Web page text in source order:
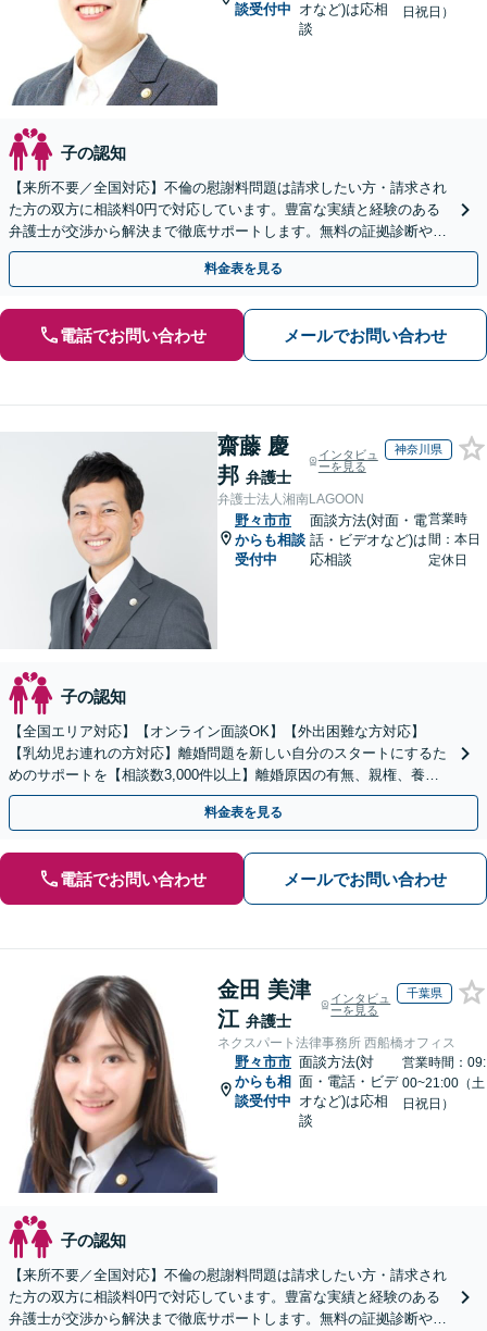
談受付中 オなど)は応相
談
日祝日）
子の認知
【来所不要／全国対応】不倫の慰謝料問題は請求したい方・請求され
た方の双方に相談料0円で対応しています。豊富な実績と経験のある
弁護士が交渉から解決まで徹底サポートします。無料の証拠診断や着
手金の返還保証もありますので安心してご相談ください。
料金表を見る
電話でお問い合わせ メールでお問い合わせ
齋藤 慶
邦 弁護士
インタビュ
ーを見る
神奈川県
弁護士法人湘南LAGOON
野々市市
からも相談
受付中
面談方法(対面・電
話・ビデオなど)は
応相談
営業時
間：本日
定休日
子の認知
【全国エリア対応】【オンライン面談OK】【外出困難な方対応】
【乳幼児お連れの方対応】離婚問題を新しい自分のスタートにするた
めのサポートを【相談数3,000件以上】離婚原因の有無、親権、養育
費、財産分与、慰謝料請求【夜間・休日相談可】
料金表を見る
電話でお問い合わせ メールでお問い合わせ
金田 美津
江 弁護士
インタビュ
ーを見る
千葉県
ネクスパート法律事務所 西船橋オフィス
野々市市
からも相
談受付中
面談方法(対
面・電話・ビデ
オなど)は応相
談
営業時間：09:
00~21:00（土
日祝日）
子の認知
【来所不要／全国対応】不倫の慰謝料問題は請求したい方・請求され
た方の双方に相談料0円で対応しています。豊富な実績と経験のある
弁護士が交渉から解決まで徹底サポートします。無料の証拠診断や着